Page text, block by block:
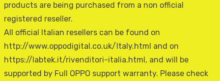
products are being purchased from a non official
registered reseller.
All official Italian resellers can be found on
http://www.oppodigital.co.uk/Italy.html and on
https://labtek.it/rivenditori-italia.html, and will be
supported by Full OPPO support warranty. Please check